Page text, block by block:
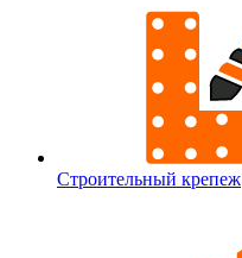
Строительный крепеж